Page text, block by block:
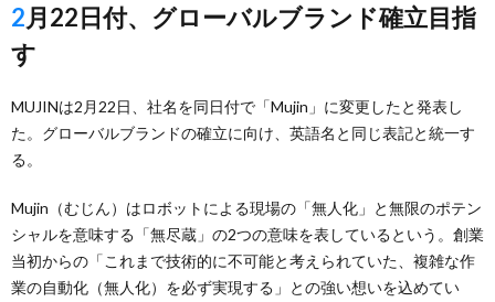
2月22日付、グローバルブランド確立目指
す
MUJINは2月22日、社名を同日付で「Mujin」に変更したと発表し
た。グローバルブランドの確立に向け、英語名と同じ表記と統一す
る。
Mujin（むじん）はロボットによる現場の「無人化」と無限のポテン
シャルを意味する「無尽蔵」の2つの意味を表しているという。創業
当初からの「これまで技術的に不可能と考えられていた、複雑な作
業の自動化（無人化）を必ず実現する」との強い想いを込めてい